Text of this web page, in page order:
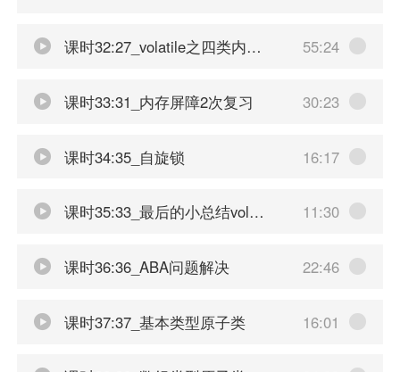
课时32:27_volatile之四类内存屏障指令 55:24
课时33:31_内存屏障2次复习 30:23
课时34:35_自旋锁 16:17
课时35:33_最后的小总结volatile 11:30
课时36:36_ABA问题解决 22:46
课时37:37_基本类型原子类 16:01